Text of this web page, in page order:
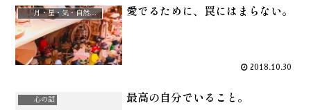
月・星・気・自然治癒力 愛でるために、罠にはまらない。
2018.10.30
心の話 最高の自分でいること。